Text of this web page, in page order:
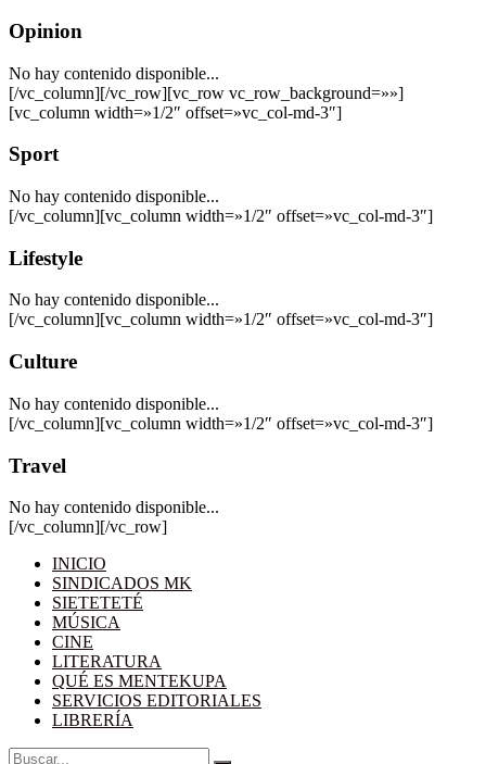
Opinion
No hay contenido disponible...
[/vc_column][/vc_row][vc_row vc_row_background=»»]
[vc_column width=»1/2″ offset=»vc_col-md-3″]
Sport
No hay contenido disponible...
[/vc_column][vc_column width=»1/2″ offset=»vc_col-md-3″]
Lifestyle
No hay contenido disponible...
[/vc_column][vc_column width=»1/2″ offset=»vc_col-md-3″]
Culture
No hay contenido disponible...
[/vc_column][vc_column width=»1/2″ offset=»vc_col-md-3″]
Travel
No hay contenido disponible...
[/vc_column][/vc_row]
INICIO
SINDICADOS MK
SIETETETÉ
MÚSICA
CINE
LITERATURA
QUÉ ES MENTEKUPA
SERVICIOS EDITORIALES
LIBRERÍA